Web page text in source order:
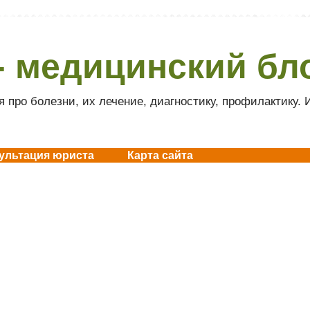
болезни, их лечение, диагностику,
юриста Карта сайта